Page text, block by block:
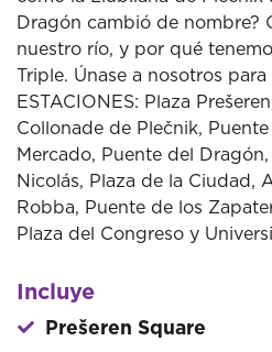
Dragón cambió de nombre?
nuestro río, y por qué
Triple. Únase a nosotros
ESTACIONES: Plaza
Collonade de Plečnik,
Mercado, Puente del
Nicolás, Plaza de la Ciudad,
Robba, Puente de los
Plaza del Congreso y
Incluye
Prešeren Square